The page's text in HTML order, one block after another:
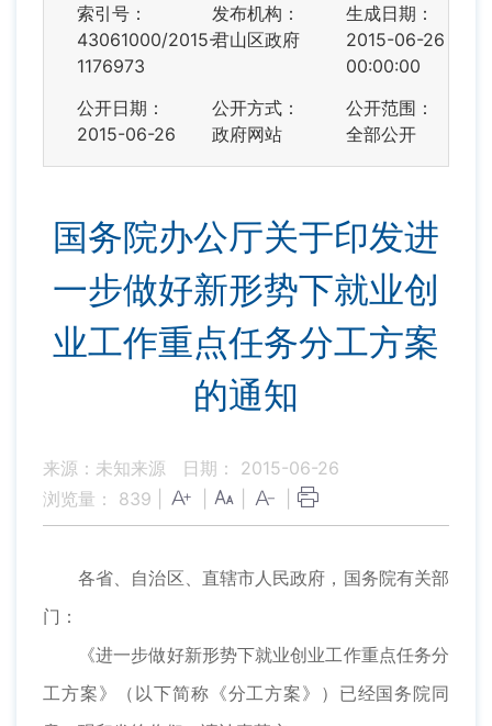
索引号：
43061000/2015-
1176973
发布机构：
君山区政府
生成日期：
2015-06-26
00:00:00
公开日期：
2015-06-26
公开方式：
政府网站
公开范围：
全部公开
国务院办公厅关于印发进
一步做好新形势下就业创
业工作重点任务分工方案
的通知
来源：未知来源
日期： 2015-06-26
浏览量： 839
各省、自治区、直辖市人民政府，国务院有关部
门：
《进一步做好新形势下就业创业工作重点任务分
工方案》（以下简称《分工方案》）已经国务院同